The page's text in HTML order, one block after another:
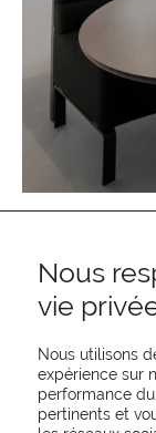
Nous
vie
Nous utilisons
expérience sur
performance
pertinents et